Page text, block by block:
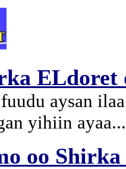
aysan
yihiin
oo